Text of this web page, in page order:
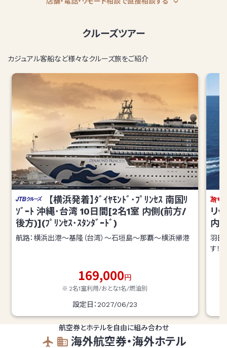
クルーズツアー
カジュアル客船など様々なクルーズ旅をご紹介
【横浜発着】ﾀﾞｲﾔﾓﾝﾄﾞ･ﾌﾟﾘﾝｾｽ 南国ﾘ
ｿﾞｰﾄ 沖縄･台湾 10日間[2名1室 内側(前方/
後方)](ﾌﾟﾘﾝｾｽ･ｽﾀﾝﾀﾞｰﾄﾞ)
航路：横浜出港～基隆（台湾）～石垣島～那覇～横浜帰港
169,000円
2名1室利用/おとな1名/燃油別
設定日：2027/06/23
リ
内
羽田
す！
海外航空券・海外ホテル
航空券とホテルを自由に組み合わせ